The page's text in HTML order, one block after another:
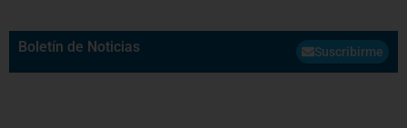
Boletín de Noticias Suscribirme